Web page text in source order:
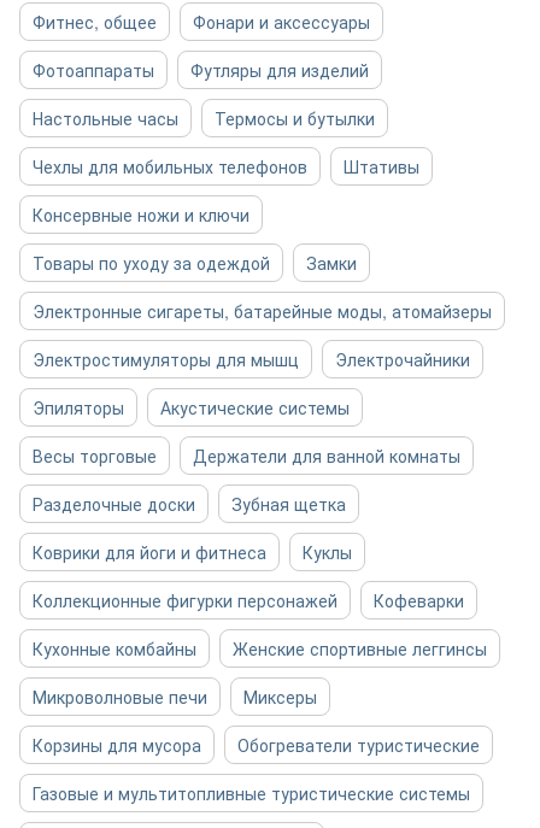
Фитнес, общее
Фонари и аксессуары
Фотоаппараты
Футляры для изделий
Настольные часы
Термосы и бутылки
Чехлы для мобильных телефонов
Штативы
Консервные ножи и ключи
Товары по уходу за одеждой
Замки
Электронные сигареты, батарейные моды, атомайзеры
Электростимуляторы для мышц
Электрочайники
Эпиляторы
Акустические системы
Весы торговые
Держатели для ванной комнаты
Разделочные доски
Зубная щетка
Коврики для йоги и фитнеса
Куклы
Коллекционные фигурки персонажей
Кофеварки
Кухонные комбайны
Женские спортивные леггинсы
Микроволновые печи
Миксеры
Корзины для мусора
Обогреватели туристические
Газовые и мультитопливные туристические системы